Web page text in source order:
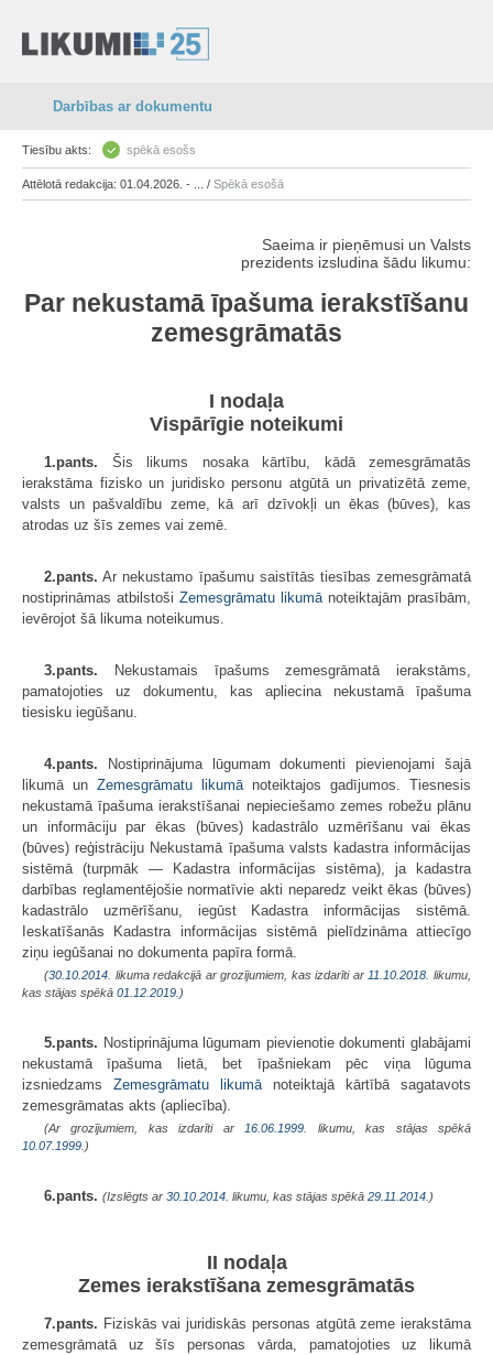
Darbības ar dokumentu
Tiesību akts: spēkā esošs
Attēlotā redakcija: 01.04.2026. - ... / Spēkā esošā
Saeima ir pieņēmusi un Valsts
prezidents izsludina šādu likumu:
Par nekustamā īpašuma ierakstīšanu
zemesgrāmatās
I nodaļa
Vispārīgie noteikumi
1.pants. Šis likums nosaka kārtību, kādā zemesgrāmatās
ierakstāma fizisko un juridisko personu atgūtā un privatizētā zeme,
valsts un pašvaldību zeme, kā arī dzīvokļi un ēkas (būves), kas
atrodas uz šīs zemes vai zemē.
2.pants. Ar nekustamo īpašumu saistītās tiesības zemesgrāmatā
nostiprināmas atbilstoši Zemesgrāmatu likumā noteiktajām prasībām,
ievērojot šā likuma noteikumus.
3.pants. Nekustamais īpašums zemesgrāmatā ierakstāms,
pamatojoties uz dokumentu, kas apliecina nekustamā īpašuma
tiesisku iegūšanu.
4.pants. Nostiprinājuma lūgumam dokumenti pievienojami šajā
likumā un Zemesgrāmatu likumā noteiktajos gadījumos. Tiesnesis
nekustamā īpašuma ierakstīšanai nepieciešamo zemes robežu plānu
un informāciju par ēkas (būves) kadastrālo uzmērīšanu vai ēkas
(būves) reģistrāciju Nekustamā īpašuma valsts kadastra informācijas
sistēmā (turpmāk — Kadastra informācijas sistēma), ja kadastra
darbības reglamentējošie normatīvie akti neparedz veikt ēkas (būves)
kadastrālo uzmērīšanu, iegūst Kadastra informācijas sistēmā.
Ieskatīšanās Kadastra informācijas sistēmā pielīdzināma attiecīgo
ziņu iegūšanai no dokumenta papīra formā.
(30.10.2014 . likuma redakcijā ar grozījumiem, kas izdarīti ar 11.10.2018 . likumu,
kas stājas spēkā 01.12.2019. )
5.pants. Nostiprinājuma lūgumam pievienotie dokumenti glabājami
nekustamā īpašuma lietā, bet īpašniekam pēc viņa lūguma
izsniedzams Zemesgrāmatu likumā noteiktajā kārtībā sagatavots
zemesgrāmatas akts (apliecība).
(Ar grozījumiem, kas izdarīti ar 16.06.1999 . likumu, kas stājas spēkā
10.07.1999. )
6.pants. (Izslēgts ar 30.10.2014 . likumu, kas stājas spēkā 29.11.2014. )
II nodaļa
Zemes ierakstīšana zemesgrāmatās
7.pants. Fiziskās vai juridiskās personas atgūtā zeme ierakstāma
zemesgrāmatā uz šīs personas vārda, pamatojoties uz likumā